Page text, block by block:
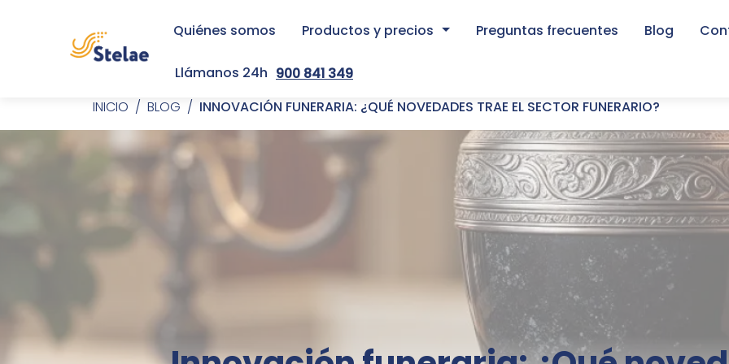
Pasar al contenido principal
Quiénes somos Productos y precios Preguntas frecuentes Blog
Llámanos 24h 900 841 349
Sobrescribir enlaces de ayuda a la navegación
INICIO BLOG INNOVACIÓN FUNERARIA: ¿QUÉ NOVEDADES TRAE EL SECTOR FUNERARIO?